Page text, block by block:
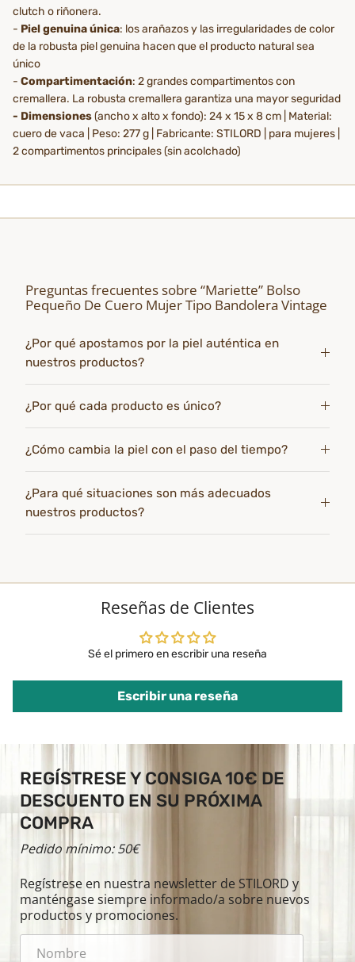
clutch o riñonera.
- Piel genuina única: los arañazos y las irregularidades de color
de la robusta piel genuina hacen que el producto natural sea
único
- Compartimentación: 2 grandes compartimentos con
cremallera. La robusta cremallera garantiza una mayor seguridad
- Dimensiones(ancho x alto x fondo): 24 x 15 x 8 cm | Material:
cuero de vaca | Peso: 277 g | Fabricante: STILORD | para mujeres |
2 compartimentos principales (sin acolchado)
Preguntas frecuentes sobre “Mariette” Bolso
Pequeño De Cuero Mujer Tipo Bandolera Vintage
¿Por qué apostamos por la piel auténtica en
nuestros productos?
¿Por qué cada producto es único?
¿Cómo cambia la piel con el paso del tiempo?
¿Para qué situaciones son más adecuados
nuestros productos?
Reseñas de Clientes
Sé el primero en escribir una reseña
Escribir una reseña
REGÍSTRESE Y CONSIGA 10€ DE
DESCUENTO EN SU PRÓXIMA
COMPRA
Pedido mínimo: 50€
Regístrese en nuestra newsletter de STILORD y
manténgase siempre informado/a sobre nuevos
productos y promociones.